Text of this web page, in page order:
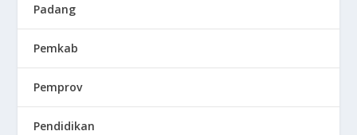
Padang
Pemkab
Pemprov
Pendidikan